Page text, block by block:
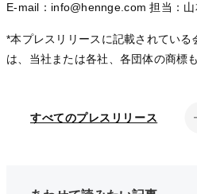
E-mail：info@hennge.com 担当：山
*本プレスリリースに記載されている
は、当社または各社、各団体の商標
すべてのプレスリリース